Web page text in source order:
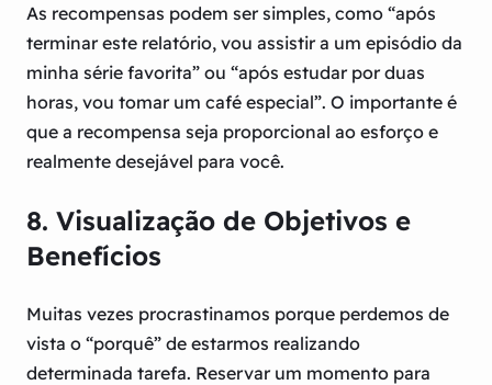
As recompensas podem ser simples, como “após
terminar este relatório, vou assistir a um episódio da
minha série favorita” ou “após estudar por duas
horas, vou tomar um café especial”. O importante é
que a recompensa seja proporcional ao esforço e
realmente desejável para você.
8. Visualização de Objetivos e
Benefícios
Muitas vezes procrastinamos porque perdemos de
vista o “porquê” de estarmos realizando
determinada tarefa. Reservar um momento para